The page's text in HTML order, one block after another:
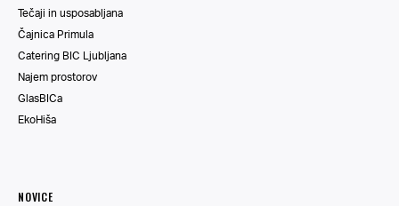
Tečaji in usposabljana
Čajnica Primula
Catering BIC Ljubljana
Najem prostorov
GlasBICa
EkoHiša
NOVICE